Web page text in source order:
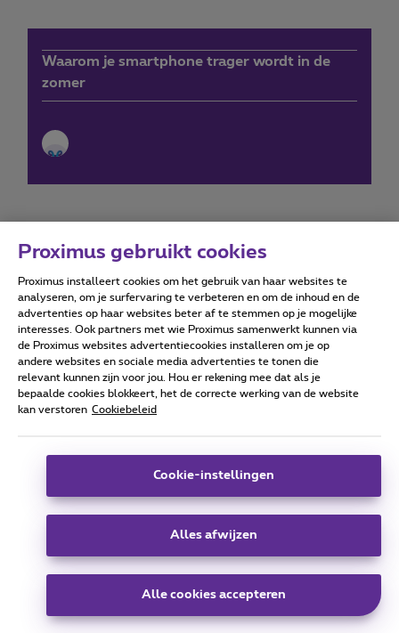
Waarom je smartphone trager wordt in de
zomer
Forumvoorwaarden Accessibility statement
Alle rechten voorbehouden. © Proximus
Algemene voorwaarden, consumenteninfo
Deze website is gecreëerd en wordt beheerd conform het
Koning Albert II-laan 27 - B-1030 Brussel.
Carrier & Wholesale Solutions
Telindus
|Sitemap
Proximus gebruikt cookies
Proximus installeert cookies om het gebruik van haar websites te
analyseren, om je surfervaring te verbeteren en om de inhoud en de
advertenties op haar websites beter af te stemmen op je mogelijke
interesses. Ook partners met wie Proximus samenwerkt kunnen via
de Proximus websites advertentiecookies installeren om je op
andere websites en sociale media advertenties te tonen die
relevant kunnen zijn voor jou. Hou er rekening mee dat als je
bepaalde cookies blokkeert, het de correcte werking van de website
kan verstoren Cookiebeleid
Cookie-instellingen
Alles afwijzen
Alle cookies accepteren